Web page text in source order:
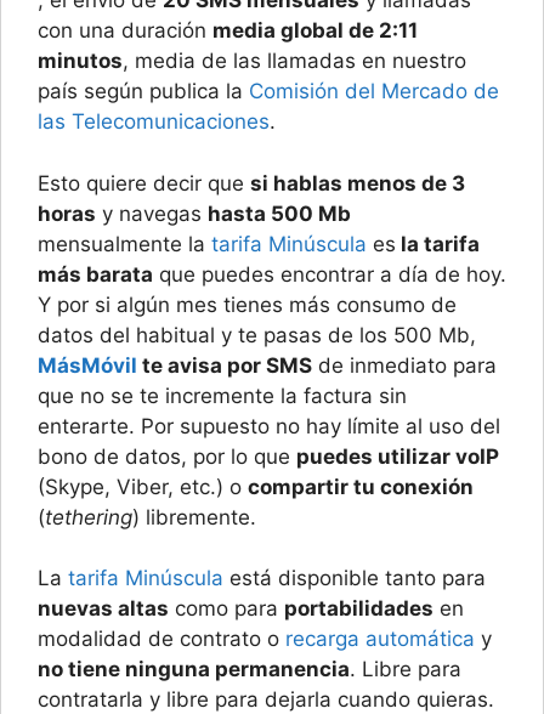
con una duración media global de 2:11
minutos, media de las llamadas en nuestro
país según publica la Comisión del Mercado de
las Telecomunicaciones.
Esto quiere decir que si hablas menos de 3
horas y navegas hasta 500 Mb
mensualmente la tarifa Minúscula es la tarifa
más barata que puedes encontrar a día de hoy.
Y por si algún mes tienes más consumo de
datos del habitual y te pasas de los 500 Mb,
MásMóvil te avisa por SMS de inmediato para
que no se te incremente la factura sin
enterarte. Por supuesto no hay límite al uso del
bono de datos, por lo que puedes utilizar voIP
(Skype, Viber, etc.) o compartir tu conexión
(tethering) libremente.
La tarifa Minúscula está disponible tanto para
nuevas altas como para portabilidades en
modalidad de contrato o recarga automática y
no tiene ninguna permanencia. Libre para
contratarla y libre para dejarla cuando quieras.